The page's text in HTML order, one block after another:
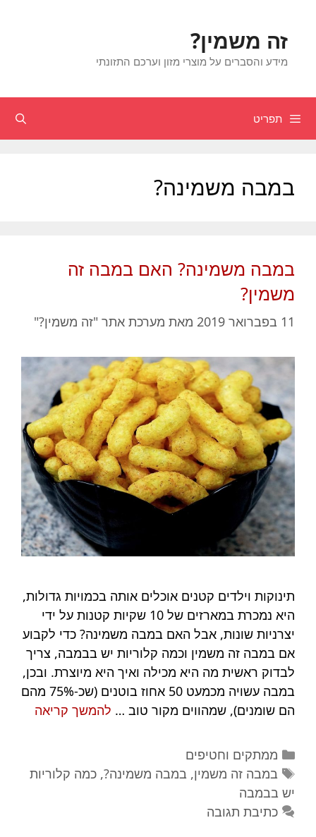
זה משמין?
מידע והסברים על מוצרי מזון וערכם התזונתי
חיפוש תפריט
במבה משמינה?
במבה משמינה? האם במבה זה
משמין?
11 בפברואר 2019 מאת מערכת אתר "זה משמין?"
תינוקות וילדים קטנים אוכלים אותה בכמויות גדולות,
היא נמכרת במארזים של 10 שקיות קטנות על ידי
יצרניות שונות, אבל האם במבה משמינה? כדי לקבוע
אם במבה זה משמין וכמה קלוריות יש בבמבה, צריך
לבדוק ראשית מה היא מכילה ואיך היא מיוצרת. ובכן,
במבה עשויה מכמעט 50 אחוז בוטנים (שכ-75% מהם
הם שומנים), שמהווים מקור טוב … להמשך קריאה
במבה
קטגוריות
ממתקים וחטיפים
תגיות
במבה זה משמין, במבה משמינה?, כמה קלוריות
יש בבמבה
כתיבת תגובה